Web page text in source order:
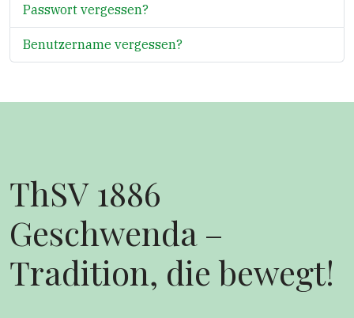
Passwort vergessen?
Benutzername vergessen?
ThSV 1886
Geschwenda –
Tradition, die bewegt!